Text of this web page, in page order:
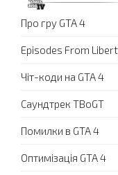
Про гру GTA 4
Episodes From
Чіт-коди на GTA 4
Саундтрек TBoGT
Помилки в GTA 4
Оптимізація GTA 4